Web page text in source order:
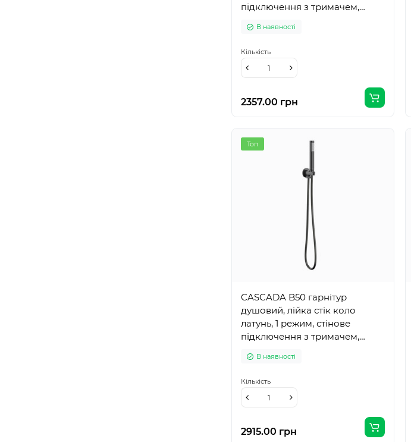
підключення з тримачем,
níque
В наявності
2357.00 грн
Кількість
Топ
CASCADA B50 гарнітур
душовий, лійка стік коло
латунь, 1 режим, стінове
підключення з тримачем,
В наявності
2915.00 грн
Кількість